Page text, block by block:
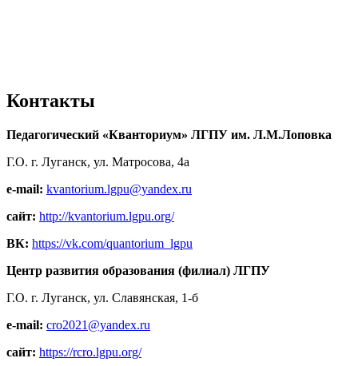
Контакты
Педагогический «Кванториум» ЛГПУ им. Л.М.Лоповка
Г.О. г. Луганск, ул. Матросова, 4а
e-mail: kvantorium.lgpu@yandex.ru
сайт: http://kvantorium.lgpu.org/
ВК: https://vk.com/quantorium_lgpu
Центр развития образования (филиал) ЛГПУ
Г.О. г. Луганск, ул. Славянская, 1-б
e-mail: cro2021@yandex.ru
сайт: https://rcro.lgpu.org/